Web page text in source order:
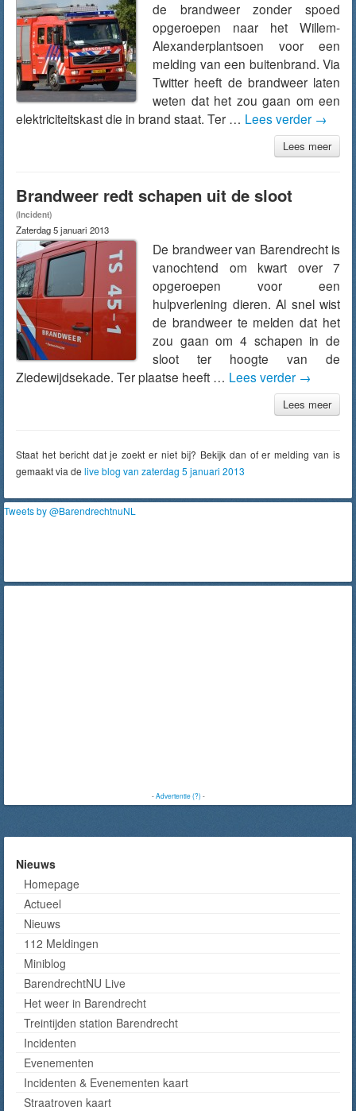
de brandweer zonder spoed
opgeroepen naar het Willem-
Alexanderplantsoen voor een
melding van een buitenbrand. Via
Twitter heeft de brandweer laten
weten dat het zou gaan om een
elektriciteitskast die in brand staat. Ter … Lees verder →
Lees meer
Brandweer redt schapen uit de sloot
(Incident)
Zaterdag 5 januari 2013
De brandweer van Barendrecht is
vanochtend om kwart over 7
opgeroepen voor een
hulpverlening dieren. Al snel wist
de brandweer te melden dat het
zou gaan om 4 schapen in de
sloot ter hoogte van de
Ziedewijdsekade. Ter plaatse heeft … Lees verder →
Lees meer
Staat het bericht dat je zoekt er niet bij? Bekijk dan of er melding van is
gemaakt via de live blog van zaterdag 5 januari 2013
Tweets by @BarendrechtnuNL
-Advertentie (?)-
Nieuws
Homepage
Actueel
Nieuws
112 Meldingen
Miniblog
BarendrechtNU Live
Het weer in Barendrecht
Treintijden station Barendrecht
Incidenten
Evenementen
Incidenten & Evenementen kaart
Straatroven kaart